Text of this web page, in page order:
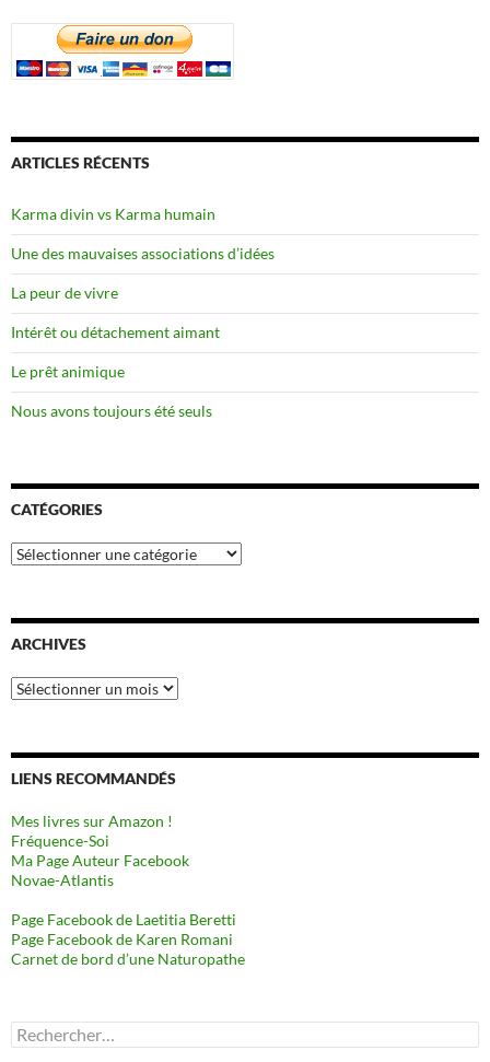
ARTICLES RÉCENTS
Karma divin vs Karma humain
Une des mauvaises associations d’idées
La peur de vivre
Intérêt ou détachement aimant
Le prêt animique
Nous avons toujours été seuls
CATÉGORIES
Catégories
ARCHIVES
Archives
LIENS RECOMMANDÉS
Mes livres sur Amazon !
Fréquence-Soi
Ma Page Auteur Facebook
Novae-Atlantis
Page Facebook de Laetitia Beretti
Page Facebook de Karen Romani
Carnet de bord d’une Naturopathe
Rechercher :